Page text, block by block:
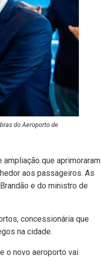
do Aeroporto de
que aprimoraram
aos passageiros. As
e do ministro de
concessionária que
na cidade.
o novo aeroporto vai